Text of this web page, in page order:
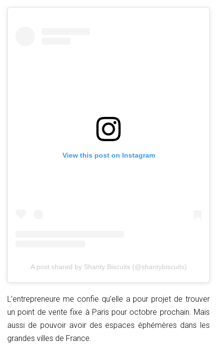
View this post on Instagram
A post shared by Shanty Biscuits (@shantybiscuits)
L’entrepreneure me confie qu’elle a pour projet de trouver
un point de vente fixe à Paris pour octobre prochain. Mais
aussi de pouvoir avoir des espaces éphémères dans les
grandes villes de France.